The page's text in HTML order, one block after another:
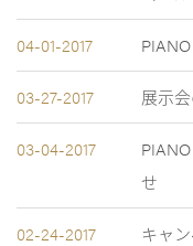
04-01-2017
03-27-2017 展示
03-04-2017
せ
02-24-2017 キャ